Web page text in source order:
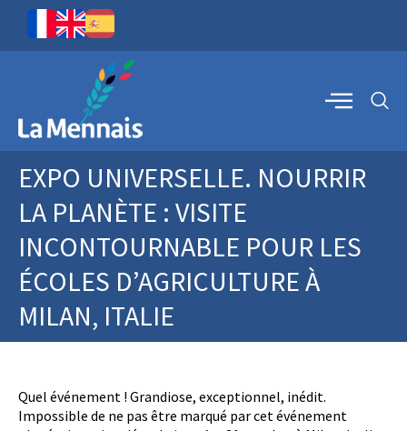
EXPO UNIVERSELLE. NOURRIR
LA PLANÈTE : VISITE
INCONTOURNABLE POUR LES
ÉCOLES D’AGRICULTURE À
MILAN, ITALIE
Quel événement ! Grandiose, exceptionnel, inédit.
Impossible de ne pas être marqué par cet événement